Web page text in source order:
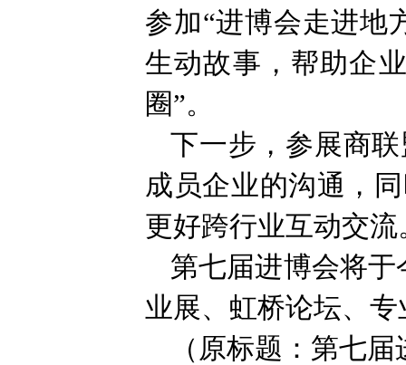
参加“进博会走进地
生动故事，帮助企
圈”。
下一步，参展商
成员企业的沟通，
更好跨行业互动交流
第七届进博会将
业展、虹桥论坛、
（原标题：第七